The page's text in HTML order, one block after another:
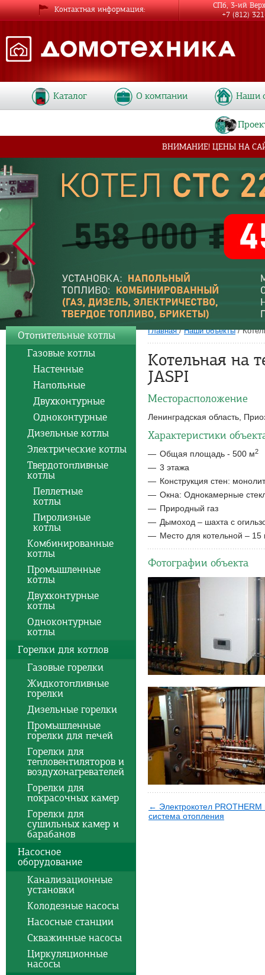
Главная/Наши объекты/
Котельная на
JASPI
Месторасположение
Ленинградская область,
Характеристики
Общая площадь - 500 м2
3 этажа
Конструкция стен:
Окна: Однокамерные
Природный газ
Дымоход – шахта с
Место для котельной – 15
Фотографии объекта
← Электрокотел PROTHERM
система отопления
Отопительные котлы
Газовые котлы
Настенные
Напольные
Двухконтурные
Одноконтурные
Дизельные котлы
Электрические котлы
Твердотопливные
котлы
Пеллетные
котлы
Пиролизные
котлы
Комбинированные
котлы
Промышленные
котлы
Двухконтурные
котлы
Одноконтурные
котлы
Горелки для котлов
Газовые горелки
Жидкотопливные
горелки
Дизельные горелки
Промышленные
горелки для печей
Горелки для
тепловентиляторов и
воздухонагревателей
Горелки для
покрасочных камер
Горелки для
сушильных камер и
барабанов
Насосное
оборудование
Канализационные
установки
Колодезные насосы
Насосные станции
Скважинные насосы
Циркуляционные
насосы
Каталог О компании Наши
Контактная информация
СПб, 3-ий
+7 (812)
ВНИМАНИЕ! ЦЕНЫ НА